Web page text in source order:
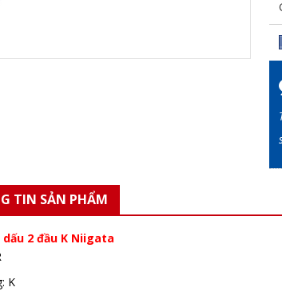
TIN SẢN PHẨM
dấu 2 đầu K Niigata
K